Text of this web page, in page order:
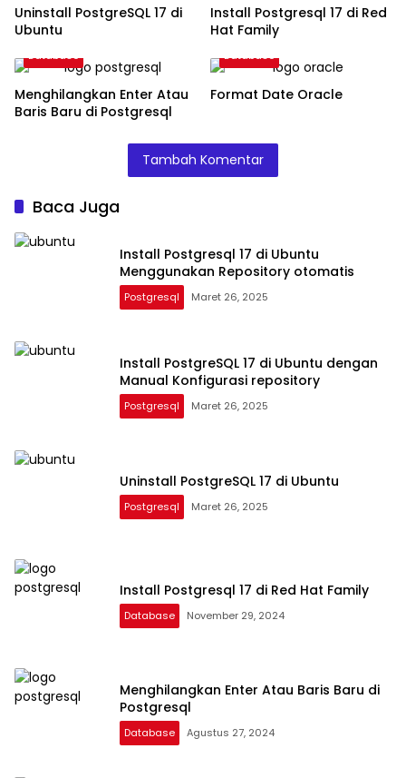
Uninstall PostgreSQL 17 di
Ubuntu
Install Postgresql 17 di Red
Hat Family
Database
Menghilangkan Enter Atau
Baris Baru di Postgresql
Database
Format Date Oracle
Tambah Komentar
Baca Juga
Install Postgresql 17 di Ubuntu
Menggunakan Repository otomatis
Postgresql Maret 26, 2025
Install PostgreSQL 17 di Ubuntu dengan
Manual Konfigurasi repository
Postgresql Maret 26, 2025
Uninstall PostgreSQL 17 di Ubuntu
Postgresql Maret 26, 2025
Install Postgresql 17 di Red Hat Family
Database November 29, 2024
Menghilangkan Enter Atau Baris Baru di
Postgresql
Database Agustus 27, 2024